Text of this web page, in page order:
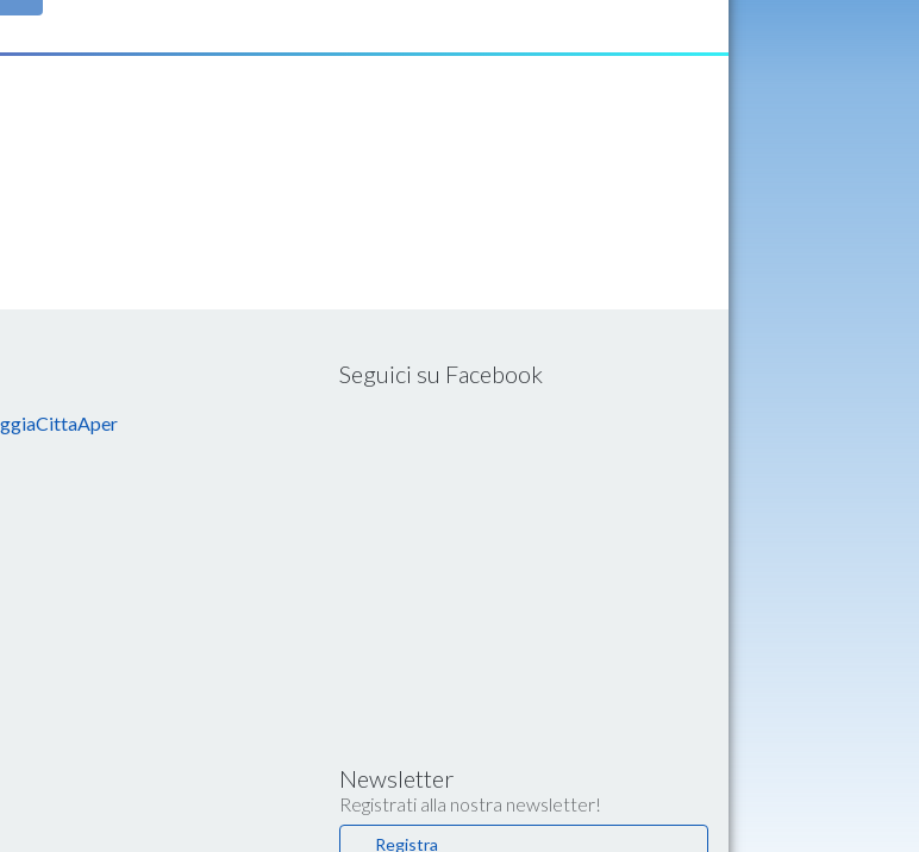
Seguici su Facebook
Newsletter
Registrati alla nostra newsletter!
Registra